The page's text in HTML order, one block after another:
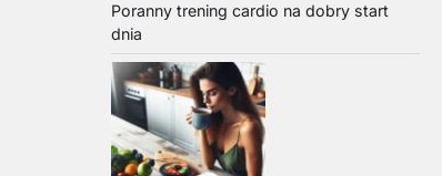
Poranny trening cardio na dobry start
dnia